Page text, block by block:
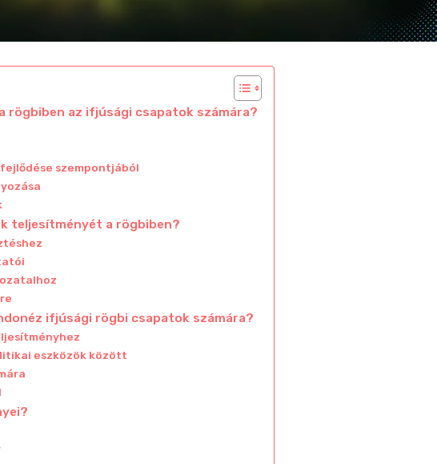
rögbiben az ifjúsági csapatok számára?
szempontjából
teljesítményét a rögbiben?
ifjúsági rögbi csapatok számára?
eszközök között